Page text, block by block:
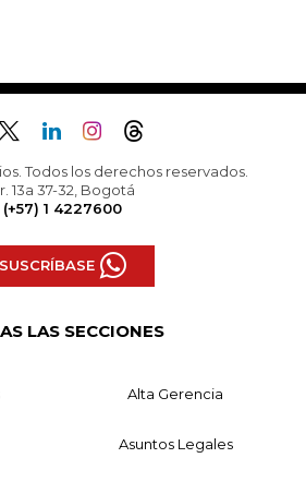
Todos los derechos reservados.
13a 37-32, Bogotá
(+57) 1 4227600
SUSCRÍBASE
LAS SECCIONES
Alta Gerencia
Asuntos Legales